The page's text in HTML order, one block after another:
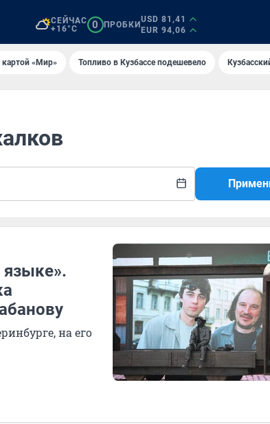
СЕЙЧАС
+16°C
0 ПРОБКИ
USD 81,41
EUR 94,06
«Мир» Топливо в Кузбассе подешевело
на его